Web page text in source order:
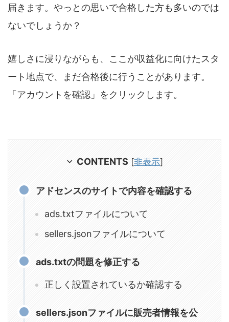
届きます。やっとの思いで合格した方も多いのでは
ないでしょうか？
嬉しさに浸りながらも、ここが収益化に向けたスタ
ート地点で、まだ合格後に行うことがあります。
「アカウントを確認」をクリックします。
CONTENTS [非表示]
アドセンスのサイトで内容を確認する
ads.txtファイルについて
sellers.jsonファイルについて
ads.txtの問題を修正する
正しく設置されているか確認する
sellers.jsonファイルに販売者情報を公